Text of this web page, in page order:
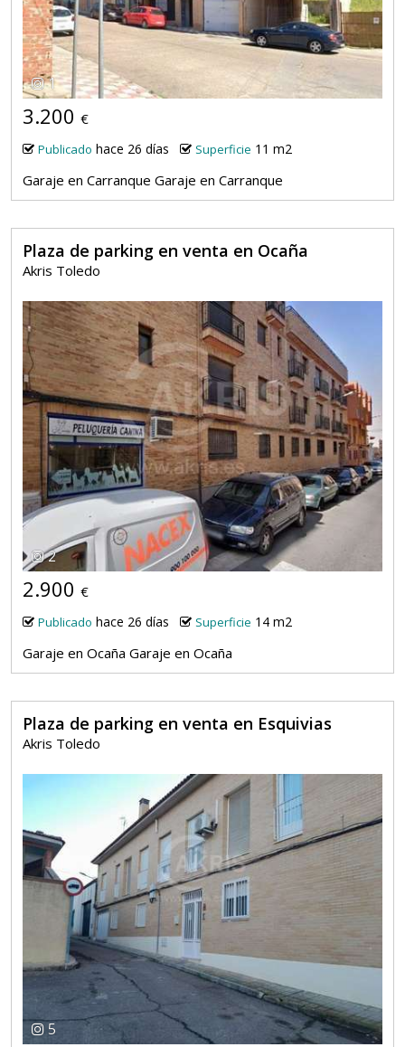
1
3.200 €
Publicado hace 26 días Superficie 11 m2
Garaje en Carranque Garaje en Carranque
Plaza de parking en venta en Ocaña
Akris Toledo
2
2.900 €
Publicado hace 26 días Superficie 14 m2
Garaje en Ocaña Garaje en Ocaña
Plaza de parking en venta en Esquivias
Akris Toledo
5